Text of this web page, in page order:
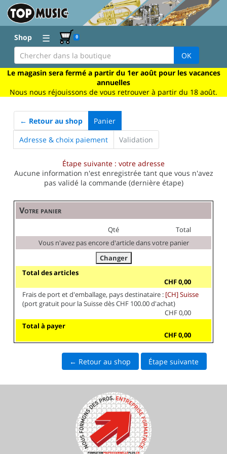
Shop ☰ 0
OK
Le magasin sera fermé a partir du 1er août pour les vacances
annuelles
Nous nous réjouissons de vous retrouver à partir du 18 août.
← Retour au shop
Panier
Adresse & choix paiement
Validation
Étape suivante : votre adresse
Aucune information n'est enregistrée tant que vous n'avez
pas validé la commande (dernière étape)
Votre panier
Qté
Total
Vous n'avez pas encore d'article dans votre panier
Total des articles
CHF 0,00
Frais de port et d'emballage, pays destinataire : [CH] Suisse
(port gratuit pour la Suisse dès CHF 100.00 d'achat)
CHF 0,00
Total à payer
CHF 0,00
← Retour au shop Étape suivante